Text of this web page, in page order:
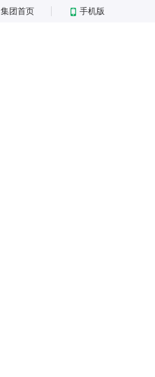
集团首页 手机版